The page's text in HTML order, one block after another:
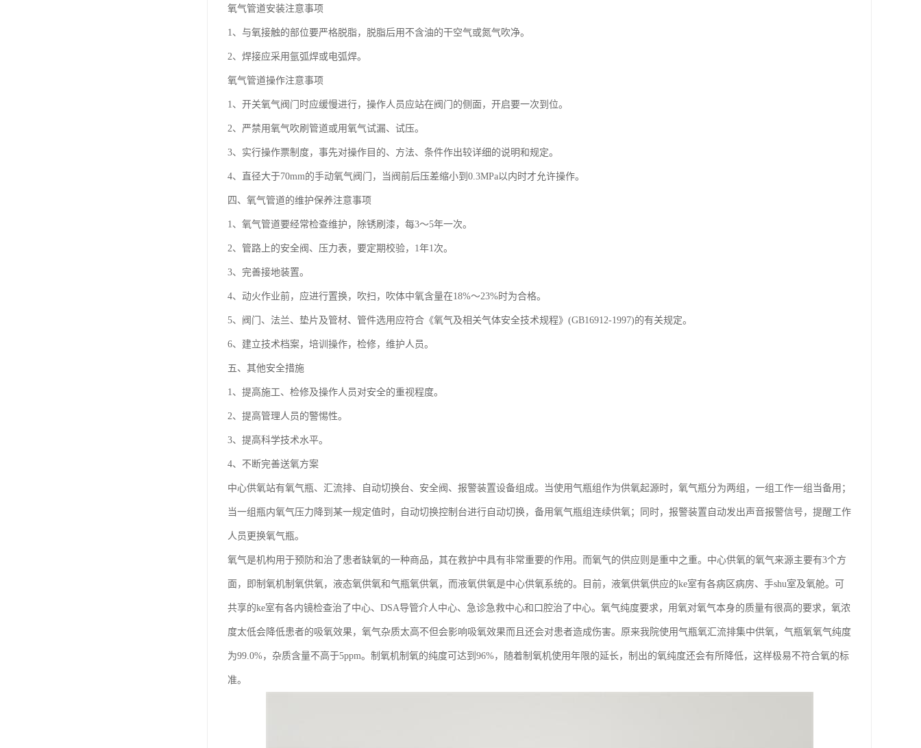
氧气管道安装注意事项
1、与氧接触的部位要严格脱脂，脱脂后用不含油的干空气或氮气吹净。
2、焊接应采用氩弧焊或电弧焊。
氧气管道操作注意事项
1、开关氧气阀门时应缓慢进行，操作人员应站在阀门的侧面，开启要一次到位。
2、严禁用氧气吹刷管道或用氧气试漏、试压。
3、实行操作票制度，事先对操作目的、方法、条件作出较详细的说明和规定。
4、直径大于70mm的手动氧气阀门，当阀前后压差缩小到0.3MPa以内时才允许操作。
四、氧气管道的维护保养注意事项
1、氧气管道要经常检查维护，除锈刷漆，每3～5年一次。
2、管路上的安全阀、压力表，要定期校验，1年1次。
3、完善接地装置。
4、动火作业前，应进行置换，吹扫，吹体中氧含量在18%～23%时为合格。
5、阀门、法兰、垫片及管材、管件选用应符合《氧气及相关气体安全技术规程》(GB16912-1997)的有关规定。
6、建立技术档案，培训操作，检修，维护人员。
五、其他安全措施
1、提高施工、检修及操作人员对安全的重视程度。
2、提高管理人员的警惕性。
3、提高科学技术水平。
4、不断完善送氧方案
中心供氧站有氧气瓶、汇流排、自动切换台、安全阀、报警装置设备组成。当使用气瓶组作为供氧起源时，氧气瓶分为两组，一组工作一组当备用；
当一组瓶内氧气压力降到某一规定值时，自动切换控制台进行自动切换，备用氧气瓶组连续供氧；同时，报警装置自动发出声音报警信号，提醒工作
人员更换氧气瓶。
氧气是机构用于预防和治了患者缺氧的一种商品，其在救护中具有非常重要的作用。而氧气的供应则是重中之重。中心供氧的氧气来源主要有3个方
面，即制氧机制氧供氧，液态氧供氧和气瓶氧供氧，而液氧供氧是中心供氧系统的。目前，液氧供氧供应的ke室有各病区病房、手shu室及氧舱。可
共享的ke室有各内镜检查治了中心、DSA导管介人中心、急诊急救中心和口腔治了中心。氧气纯度要求，用氧对氧气本身的质量有很高的要求，氧浓
度太低会降低患者的吸氧效果，氧气杂质太高不但会影响吸氧效果而且还会对患者造成伤害。原来我院使用气瓶氧汇流排集中供氧，气瓶氧氧气纯度
为99.0%，杂质含量不高于5ppm。制氧机制氧的纯度可达到96%，随着制氧机使用年限的延长，制出的氧纯度还会有所降低，这样极易不符合氧的标
准。